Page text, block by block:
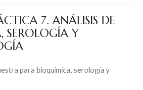
7. ANÁLISIS DE
Y
para bioquímica, serología y